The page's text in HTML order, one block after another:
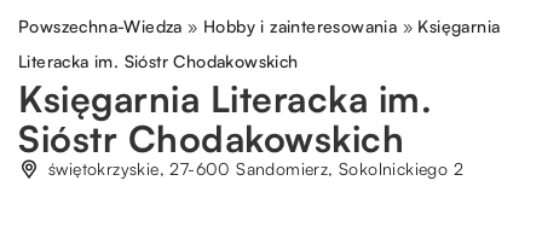
Powszechna-Wiedza » Hobby i zainteresowania » Księgarnia
Literacka im. Sióstr Chodakowskich
Księgarnia Literacka im.
Sióstr Chodakowskich
świętokrzyskie, 27-600 Sandomierz, Sokolnickiego 2